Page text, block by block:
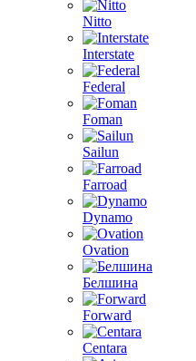
Nitto
Interstate
Federal
Foman
Sailun
Farroad
Dynamo
Ovation
Белшина
Forward
Centara